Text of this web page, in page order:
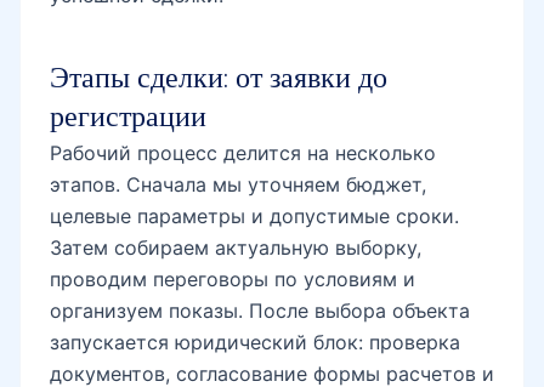
Этапы сделки: от заявки до
регистрации
Рабочий процесс делится на несколько
этапов. Сначала мы уточняем бюджет,
целевые параметры и допустимые сроки.
Затем собираем актуальную выборку,
проводим переговоры по условиям и
организуем показы. После выбора объекта
запускается юридический блок: проверка
документов, согласование формы расчетов и